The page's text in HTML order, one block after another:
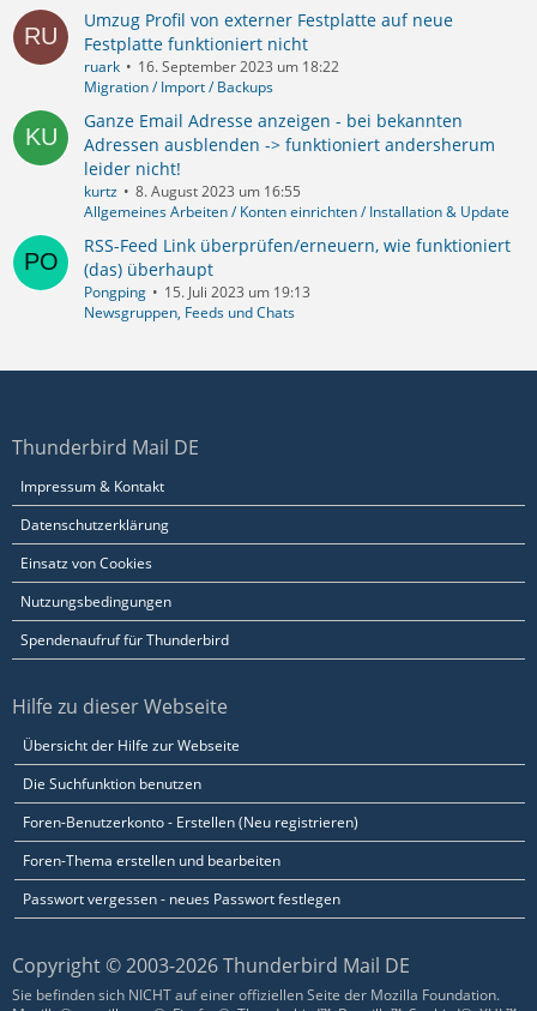
Umzug Profil von externer Festplatte auf neue
Festplatte funktioniert nicht
ruark
16. September 2023 um 18:22
Migration / Import / Backups
Ganze Email Adresse anzeigen - bei bekannten
Adressen ausblenden -> funktioniert andersherum
leider nicht!
kurtz
8. August 2023 um 16:55
Allgemeines Arbeiten / Konten einrichten / Installation & Update
RSS-Feed Link überprüfen/erneuern, wie funktioniert
(das) überhaupt
Pongping
15. Juli 2023 um 19:13
Newsgruppen, Feeds und Chats
Thunderbird Mail DE
Impressum & Kontakt
Datenschutzerklärung
Einsatz von Cookies
Nutzungsbedingungen
Spendenaufruf für Thunderbird
Hilfe zu dieser Webseite
Übersicht der Hilfe zur Webseite
Die Suchfunktion benutzen
Foren-Benutzerkonto - Erstellen (Neu registrieren)
Foren-Thema erstellen und bearbeiten
Passwort vergessen - neues Passwort festlegen
Copyright © 2003-2026 Thunderbird Mail DE
Sie befinden sich NICHT auf einer offiziellen Seite der Mozilla Foundation.